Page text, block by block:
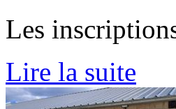
Les
Lire la suite